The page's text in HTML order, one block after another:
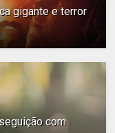
gigante e terror
com